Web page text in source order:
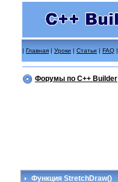
| Главная | Уроки | Статьи | FAQ |
Форумы по C++ Builder
Функция StretchDraw()